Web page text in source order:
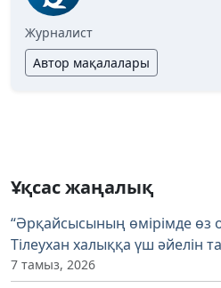
Журналист
Автор мақалалары
Ұқсас жаңалық
“Әрқайсысының өмірімде өз
Тілеухан халыққа үш әйелін
7 тамыз, 2026